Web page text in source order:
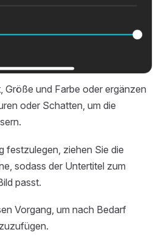
Größe und Farbe oder ergänzen
oder Schatten, um die
festzulegen, ziehen Sie die
sodass der Untertitel zum
passt.
Vorgang, um nach Bedarf